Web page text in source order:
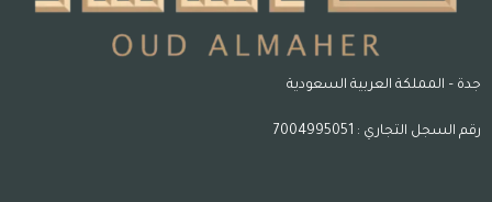
جدة – المملكة العربية السعودية
رقم السجل التجاري : 7004995051